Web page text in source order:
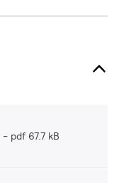
pdf 67.7 kB